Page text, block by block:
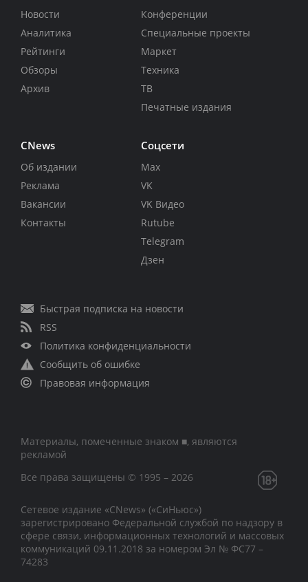
Новости
Аналитика
Рейтинги
Обзоры
Архив
Конференции
Специальные проекты
Маркет
Техника
ТВ
Печатные издания
CNews
Об издании
Реклама
Вакансии
Контакты
Соцсети
Max
VK
VK Видео
Rutube
Telegram
Дзен
Быстрая подписка на новости
RSS
Политика конфиденциальности
Сообщить об ошибке
Правовая информация
Материалы, помеченные знаком ■, являются
рекламой
Все права защищены © 1995 – 2026
Сетевое издание «CNews» («СиНьюс»)
зарегистрировано Федеральной службой по надзору в
сфере связи, информационных технологий и массовых
коммуникаций 09.11.2018 за номером Эл № ФС77 –
74283